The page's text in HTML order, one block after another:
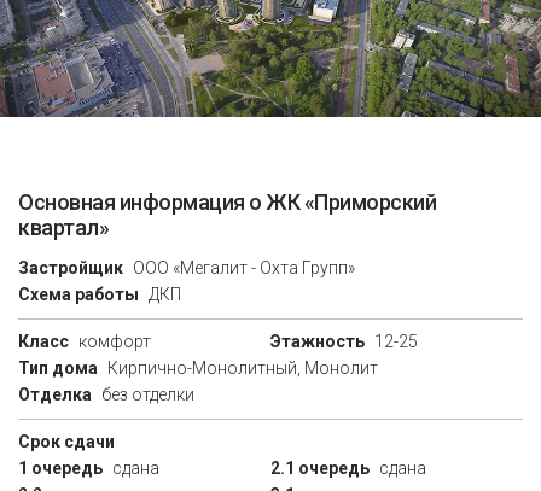
Основная информация о ЖК «Приморский
квартал»
Застройщик ООО «Мегалит - Охта Групп»
Схема работы
ДКП
Класс комфорт Этажность 12-25
Тип дома
Кирпично-Монолитный, Монолит
Отделка
без отделки
Срок сдачи
1 очередь сдана 2.1 очередь сдана